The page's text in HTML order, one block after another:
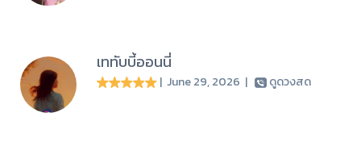
เททับบี้ออนนี่
| June 29, 2026 | ดูดวงสด